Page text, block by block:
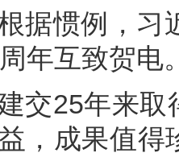
惯例，习近
年互致贺电
25年来取
，成果值得